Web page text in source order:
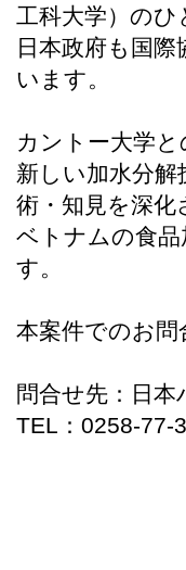
工科大学）のひ
日本政府も国
います。
カントー大学
新しい加水分
術・知見を深化
ベトナムの食
す。
本案件でのお
問合せ先：日
TEL：0258-77-